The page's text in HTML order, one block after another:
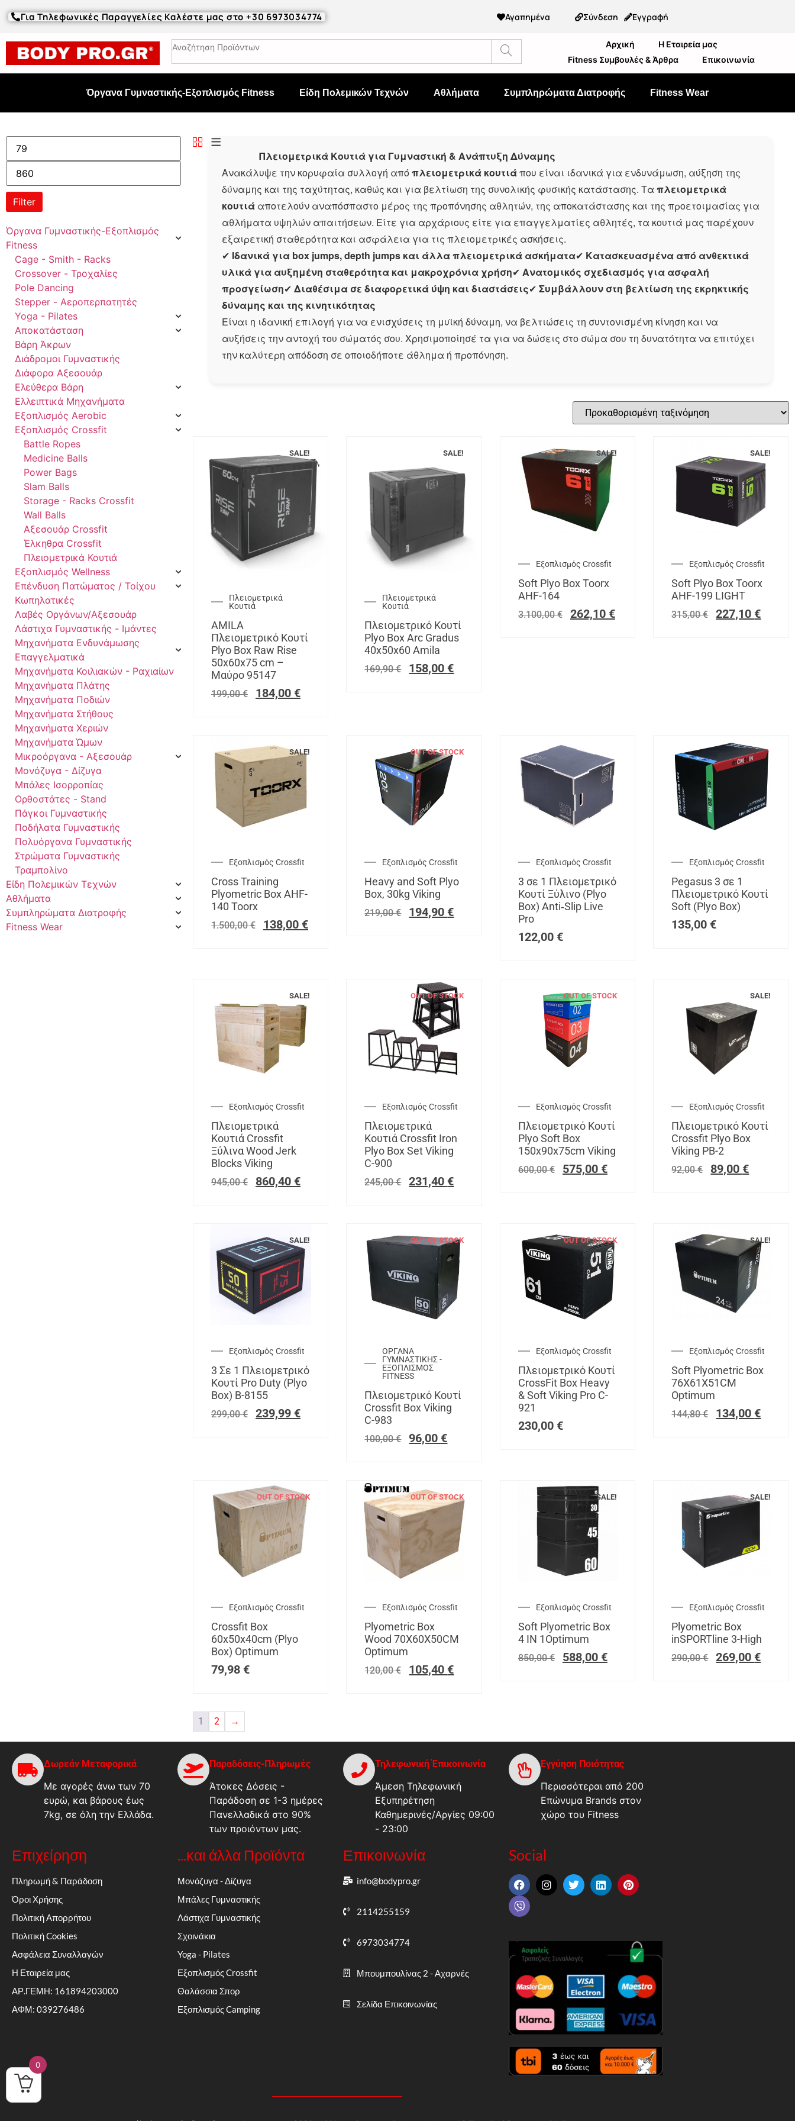
Για Τηλεφωνικές Παραγγελίες Καλέστε μας στο +30 6973034774 Αγαπημένα Σύνδεση Εγγραφή
Αρχική
Η Εταιρεία μας
Fitness Συμβουλές & Άρθρα
Επικοινωνία
Όργανα Γυμναστικής-Εξοπλισμός Fitness Είδη Πολεμικών Τεχνών Αθλήματα Συμπληρώματα Διατροφής Fitness Wear
Filter
Όργανα Γυμναστικής-Εξοπλισμός
Fitness
Cage - Smith - Racks
Crossover - Τροχαλίες
Pole Dancing
Stepper - Αεροπερπατητές
Yoga - Pilates
Αποκατάσταση
Βάρη Άκρων
Διάδρομοι Γυμναστικής
Διάφορα Αξεσουάρ
Ελεύθερα Βάρη
Ελλειπτικά Μηχανήματα
Εξοπλισμός Aerobic
Εξοπλισμός Crossfit
Battle Ropes
Medicine Balls
Power Bags
Slam Balls
Storage - Racks Crossfit
Wall Balls
Αξεσουάρ Crossfit
Έλκηθρα Crossfit
Πλειομετρικά Κουτιά
Εξοπλισμός Wellness
Επένδυση Πατώματος / Τοίχου
Κωπηλατικές
Λαβές Οργάνων/Αξεσουάρ
Λάστιχα Γυμναστικής - Ιμάντες
Μηχανήματα Ενδυνάμωσης
Επαγγελματικά
Μηχανήματα Κοιλιακών - Ραχιαίων
Μηχανήματα Πλάτης
Μηχανήματα Ποδιών
Μηχανήματα Στήθους
Μηχανήματα Χεριών
Μηχανήματα Ώμων
Μικροόργανα - Αξεσουάρ
Μονόζυγα - Δίζυγα
Μπάλες Ισορροπίας
Ορθοστάτες - Stand
Πάγκοι Γυμναστικής
Ποδήλατα Γυμναστικής
Πολυόργανα Γυμναστικής
Στρώματα Γυμναστικής
Τραμπολίνο
Είδη Πολεμικών Τεχνών
Αθλήματα
Συμπληρώματα Διατροφής
Fitness Wear
Πλειομετρικά Κουτιά για Γυμναστική & Ανάπτυξη Δύναμης
Ανακάλυψε την κορυφαία συλλογή απόπλειομετρικά κουτιάπου είναι ιδανικά για ενδυνάμωση, αύξηση της
δύναμης και της ταχύτητας, καθώς και για βελτίωση της συνολικής φυσικής κατάστασης. Τα πλειομετρικά
κουτιάαποτελούν αναπόσπαστο μέρος της προπόνησης αθλητών, της αποκατάστασης και της προετοιμασίας για
αθλήματα υψηλών απαιτήσεων. Είτε για αρχάριους είτε για επαγγελματίες αθλητές, τα κουτιά μας παρέχουν
εξαιρετική σταθερότητα και ασφάλεια για τις πλειομετρικές ασκήσεις.
✔ Ιδανικά για box jumps, depth jumps και άλλα πλειομετρικά ασκήματα✔ Κατασκευασμένα από ανθεκτικά
υλικά για αυξημένη σταθερότητα και μακροχρόνια χρήση✔ Ανατομικός σχεδιασμός για ασφαλή
προσγείωση✔ Διαθέσιμα σε διαφορετικά ύψη και διαστάσεις✔ Συμβάλλουν στη βελτίωση της εκρηκτικής
δύναμης και της κινητικότητας
Είναι η ιδανική επιλογή για να ενισχύσεις τη μυϊκή δύναμη, να βελτιώσεις τη συντονισμένη κίνηση και να
αυξήσεις την αντοχή του σώματός σου. Χρησιμοποίησέ τα για να δώσεις στο σώμα σου τη δυνατότητα να επιτύχει
την καλύτερη απόδοση σε οποιοδήποτε άθλημα ή προπόνηση.
SALE!
Πλειομετρικά
Κουτιά
AMILA
Πλειομετρικό Κουτί
Plyo Box Raw Rise
50x60x75 cm –
Μαύρο 95147
199,00€ 184,00 €
SALE!
Πλειομετρικά
Κουτιά
Πλειομετρικό Κουτί
Plyo Box Arc Gradus
40x50x60 Amila
169,90€ 158,00€
SALE!
Εξοπλισμός Crossfit
Soft Plyo Box Toorx
AHF-164
3.100,00€ 262,10 €
SALE!
Εξοπλισμός Crossfit
Soft Plyo Box Toorx
AHF-199 LIGHT
315,00€ 227,10€
SALE!
Εξοπλισμός Crossfit
Cross Training
Plyometric Box AHF-
140 Toorx
1.500,00€ 138,00 €
OUT OF STOCK
Εξοπλισμός Crossfit
Heavy and Soft Plyo
Box, 30kg Viking
219,00€ 194,90€
Εξοπλισμός Crossfit
3 σε 1 Πλειομετρικό
Κουτί Ξύλινο (Plyo
Box) Anti‑Slip Live
Pro
122,00 €
Εξοπλισμός Crossfit
Pegasus 3 σε 1
Πλειομετρικό Κουτί
Soft (Plyo Box)
135,00€
SALE!
Εξοπλισμός Crossfit
Πλειομετρικά
Κουτιά Crossfit
Ξύλινα Wood Jerk
Blocks Viking
945,00€ 860,40 €
OUT OF STOCK
Εξοπλισμός Crossfit
Πλειομετρικά
Κουτιά Crossfit Iron
Plyo Box Set Viking
C-900
245,00€ 231,40€
OUT OF STOCK
Εξοπλισμός Crossfit
Πλειομετρικό Κουτί
Plyo Soft Box
150x90x75cm Viking
600,00€ 575,00 €
SALE!
Εξοπλισμός Crossfit
Πλειομετρικό Κουτί
Crossfit Plyo Box
Viking PB-2
92,00€ 89,00€
SALE!
Εξοπλισμός Crossfit
3 Σε 1 Πλειομετρικό
Κουτί Pro Duty (Plyo
Box) Β-8155
299,00€ 239,99 €
OUT OF STOCK
ΟΡΓΑΝΑ
ΓΥΜΝΑΣΤΙΚΗΣ -
ΕΞΟΠΛΙΣΜΟΣ
FITNESS
Πλειομετρικό Κουτί
Crossfit Box Viking
C-983
100,00€ 96,00€
OUT OF STOCK
Εξοπλισμός Crossfit
Πλειομετρικό Κουτί
CrossFit Box Heavy
& Soft Viking Pro C-
921
230,00 €
SALE!
Εξοπλισμός Crossfit
Soft Plyometric Box
76X61X51CM
Optimum
144,80€ 134,00€
OUT OF STOCK
Εξοπλισμός Crossfit
Crossfit Box
60x50x40cm (Plyo
Box) Optimum
79,98 €
OUT OF STOCK
Εξοπλισμός Crossfit
Plyometric Box
Wood 70X60X50CM
Optimum
120,00€ 105,40€
SALE!
Εξοπλισμός Crossfit
Soft Plyometric Box
4 IN 1Optimum
850,00€ 588,00 €
SALE!
Εξοπλισμός Crossfit
Plyometric Box
inSPORTline 3-High
290,00€ 269,00€
1 2 →
Δωρεάν Μεταφορικά
Με αγορές άνω των 70
ευρώ, και βάρους έως
7kg, σε όλη την Ελλάδα.
Παραδόσεις-Πληρωμές
Άτοκες Δόσεις -
Παράδοση σε 1-3 ημέρες
Πανελλαδικά στο 90%
των προιόντων μας.
Τηλεφωνική Έπικοινωνία
Άμεση Τηλεφωνική
Εξυπηρέτηση
Καθημερινές/Αργίες 09:00
- 23:00
Εγγύηση Ποιότητας
Περισσότεραι από 200
Επώνυμα Brands στον
χώρο του Fitness
Επιχείρηση
Πληρωμή & Παράδοση
Όροι Χρήσης
Πολιτική Απορρήτου
Πολιτική Cookies
Ασφάλεια Συναλλαγών
Η Εταιρεία μας
ΑΡ.ΓΕΜΗ: 161894203000
ΑΦΜ: 039276486
...και άλλα Προϊόντα
Μονόζυγα - Δίζυγα
Μπάλες Γυμναστικής
Λάστιχα Γυμναστικής
Σχοινάκια
Yoga - Pilates
Εξοπλισμός Crossfit
Θαλάσσια Σπορ
Εξοπλισμός Camping
Επικοινωνία
info@bodypro.gr
2114255159
6973034774
Μπουμπουλίνας 2 - Αχαρνές
Σελίδα Επικοινωνίας
Social
0